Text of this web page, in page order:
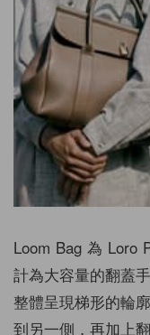
Loom Bag 為 Loro
計為大容量的翻蓋
整體呈現梯形的輪
到另一側，再加上